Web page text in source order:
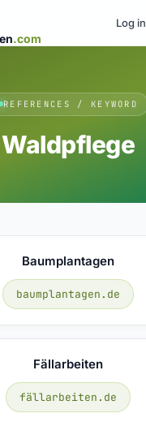
.com
Log in
REFERENCES / KEYWORD
Waldpflege
Baumplantagen
baumplantagen.de
Fällarbeiten
fällarbeiten.de